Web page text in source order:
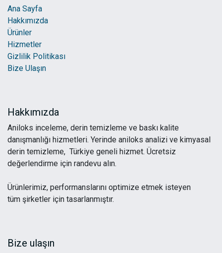
Ana Sayfa
Hakkımızda
Ürünler
Hizmetler
Gizlilik Politikası
Bize Ulaşın
Hakkımızda
Aniloks inceleme, derin temizleme ve baskı kalite
danışmanlığı hizmetleri. Yerinde aniloks analizi ve kimyasal
derin temizleme, Türkiye geneli hizmet. Ücretsiz
değerlendirme için randevu alın.
Ürünlerimiz, performanslarını optimize etmek isteyen
tüm şirketler için tasarlanmıştır.
Bize ulaşın